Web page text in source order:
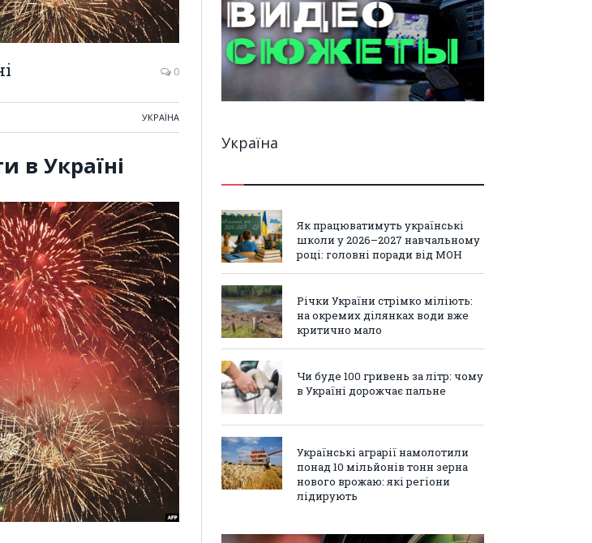
0
УКРАЇНА
в Україні
Україна
Як працюватимуть українські
школи у 2026–2027 навчальному
році: головні поради від МОН
Річки України стрімко міліють:
на окремих ділянках води вже
критично мало
Чи буде 100 гривень за літр: чому
в Україні дорожчає пальне
Українські аграрії намолотили
понад 10 мільйонів тонн зерна
нового врожаю: які регіони
лідирують